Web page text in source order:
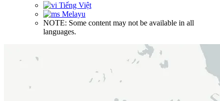
Tiếng Việt
Melayu
NOTE: Some content may not be available in all
languages.